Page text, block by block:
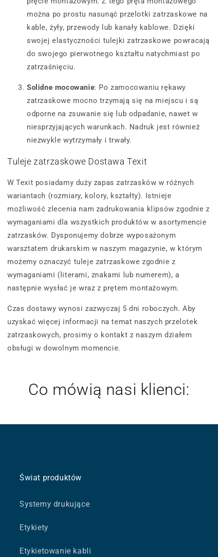
można po prostu nasunąć przelotki zatrzaskowe na
kable, żyły, przewody lub kanały kablowe. Dzięki
swojej elastyczności tulejki zatrzaskowe powracają
do swojego pierwotnego kształtu natychmiast po
zatrzaśnięciu.
Solidne mocowanie: Po zamocowaniu rękawy
zatrzaskowe mocno trzymają się na miejscu i są
odporne na zsuwanie się lub odpadanie, nawet w
niesprzyjających warunkach. Nadruk jest również
niezwykle wytrzymały i trwały.
Tuleje zatrzaskowe Dostawa Texit
W Texit posiadamy duży zapas zatrzasków w różnych
wariantach (rozmiary, kolory, kształty). Istnieje
możliwość zlecenia nam zadrukowania klipsów zgodnie z
wymaganiami dla wszystkich produktów w asortymencie
zatrzasków. Dysponujemy dobrze wyposażonym
warsztatem drukarskim w naszym magazynie, w którym
możemy oznaczyć tuleje zatrzaskowe zgodnie z
wymaganiami (literami, znakami lub numerem), a
następnie wysłać je wraz z prętem montażowym.
Czas dostawy wynosi zazwyczaj 5 dni roboczych. Aby
uzyskać więcej informacji na temat naszych przelotek
zatrzaskowych, prosimy o kontakt z naszym działem
obsługi w dowolnym momencie.
Co mówią nasi klienci:
Świat produktów
Systemy drukujące
Etykiety
Etykietowanie kabli